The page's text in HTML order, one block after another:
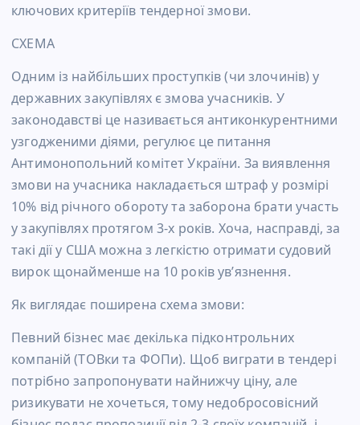
ключових критеріїв тендерної змови.
СХЕМА
Одним із найбільших проступків (чи злочинів) у
державних закупівлях є змова учасників. У
законодавстві це називається антиконкурентними
узгодженими діями, регулює це питання
Антимонопольний комітет України. За виявлення
змови на учасника накладається штраф у розмірі
10% від річного обороту та заборона брати участь
у закупівлях протягом 3-х років. Хоча, насправді, за
такі дії у США можна з легкістю отримати судовий
вирок щонайменше на 10 років ув’язнення.
Як виглядає поширена схема змови:
Певний бізнес має декілька підконтрольних
компаній (ТОВки та ФОПи). Щоб виграти в тендері
потрібно запропонувати найнижчу ціну, але
ризикувати не хочеться, тому недобросовісний